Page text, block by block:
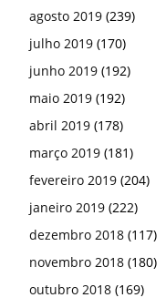
agosto 2019 (239)
julho 2019 (170)
junho 2019 (192)
maio 2019 (192)
abril 2019 (178)
março 2019 (181)
fevereiro 2019 (204)
janeiro 2019 (222)
dezembro 2018 (117)
novembro 2018 (180)
outubro 2018 (169)